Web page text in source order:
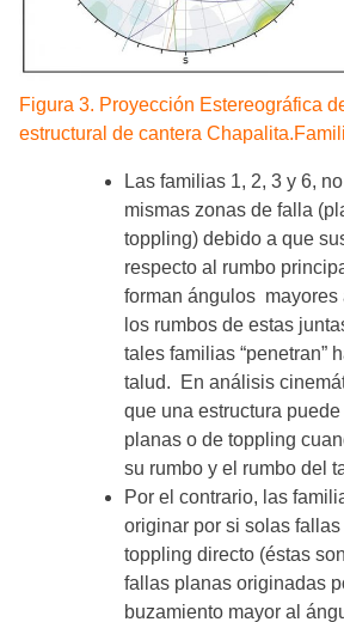
Figura 3. Proyección Estereográfica
estructural de cantera
Las familias 1, 2, 3 y 6,
mismas zonas de falla
toppling) debido a que
respecto al rumbo
forman ángulos mayores
los rumbos de estas
tales familias “penetran”
talud. En análisis
que una estructura
planas o de toppling
su rumbo y el rumbo del
Por el contrario, las
originar por si solas
toppling directo (éstas
fallas planas originadas
buzamiento mayor al